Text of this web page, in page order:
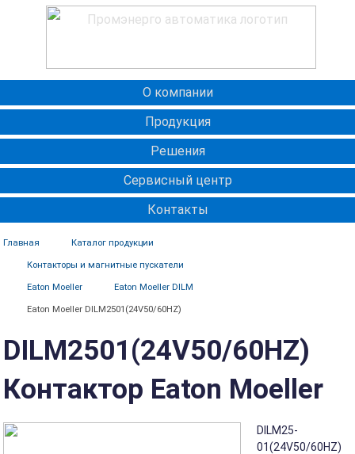
О компании
Продукция
Решения
Сервисный центр
Контакты
Главная Каталог продукции
Контакторы и магнитные пускатели
Eaton Moeller Eaton Moeller DILM
Eaton Moeller DILM2501(24V50/60HZ)
DILM2501(24V50/60HZ)
Контактор Eaton Moeller
DILM25-
01(24V50/60HZ)